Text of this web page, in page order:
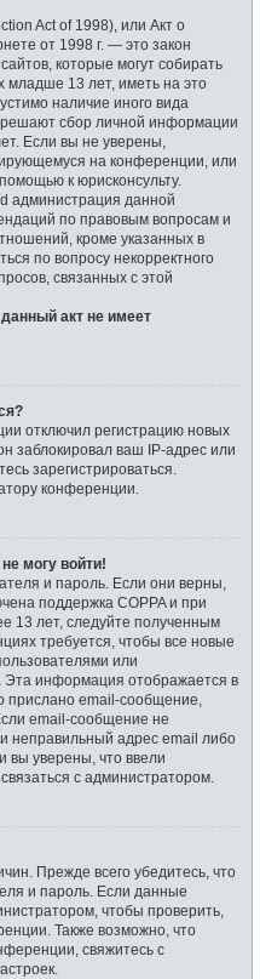
Act of 1998), или Акт о
от 1998 г. — это закон
которые могут собирать
13 лет, иметь на это
наличие иного вида
сбор личной информации
Если вы не уверены,
на конференции, или
к юрисконсульту.
администрация данной
по правовым вопросам и
кроме указанных в
по вопросу некорректного
связанных с этой
акт не имеет
отключил регистрацию новых
заблокировал ваш IP-адрес или
зарегистрироваться.
конференции.
могу войти!
и пароль. Если они верны,
поддержка COPPA и при
13 лет, следуйте полученным
требуется, чтобы все новые
или
Эта информация отображается в
прислано email-сообщение,
email-сообщение не
неправильный адрес email либо
вы уверены, что ввели
с администратором.
Прежде всего убедитесь, что
и пароль. Если данные
чтобы проверить,
Также возможно, что
свяжитесь с